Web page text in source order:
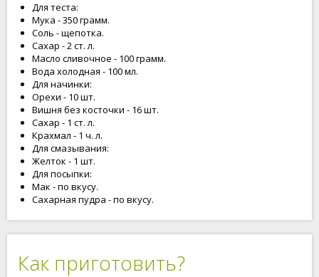
Для теста:
Мука - 350 грамм.
Соль - щепотка.
Сахар - 2 ст. л.
Масло сливочное - 100 грамм.
Вода холодная - 100 мл.
Для начинки:
Орехи - 10 шт.
Вишня без косточки - 16 шт.
Сахар - 1 ст. л.
Крахмал - 1 ч. л.
Для смазывания:
Желток - 1 шт.
Для посыпки:
Мак - по вкусу.
Сахарная пудра - по вкусу.
Как приготовить?